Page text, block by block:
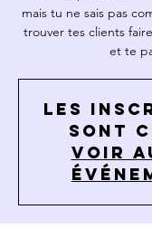
mais tu ne sais pas
trouver tes clients
et te
Les
sont
Voir